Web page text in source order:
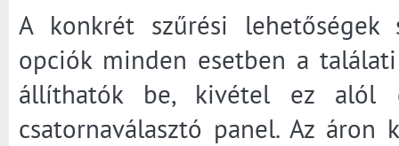
A konkrét szűrési lehetőségek
opciók minden esetben a
állíthatók be, kivétel ez alól
csatornaválasztó panel. Az